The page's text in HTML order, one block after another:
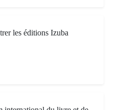
les éditions Izuba